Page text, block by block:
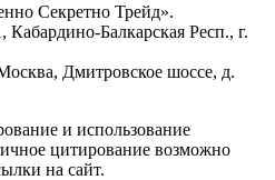
Секретно Трейд».
Балкарская Респ., г.
Дмитровское шоссе, д.
и использование
цитирование возможно
на сайт.